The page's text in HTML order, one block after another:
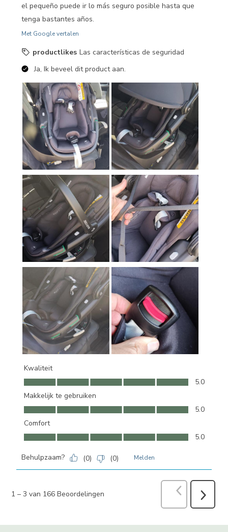
el pequeño puede ir lo más seguro posible hasta que
tenga bastantes años.
Met Google vertalen
productlikes Las características de seguridad
Ja, Ik beveel dit product aan.
Kwaliteit
Kwaliteit, 5.0 van 5
5.0
Makkelijk te gebruiken
Makkelijk te gebruiken, 5.0 van 5
5.0
Comfort
Comfort, 5.0 van 5
5.0
Behulpzaam? (0) (0) Melden
1 – 3 van 166 Beoordelingen Vorige